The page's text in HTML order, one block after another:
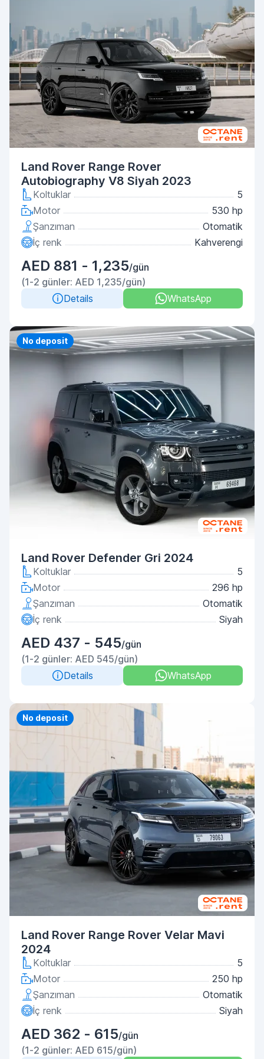
Land Rover Range Rover
Autobiography V8 Siyah 2023
Koltuklar
5
Motor
530 hp
Şanzıman
Otomatik
İç renk
Kahverengi
AED 881 - 1,235/gün
(1-2 günler: AED 1,235/gün)
Details
WhatsApp
Priority
No deposit
Land Rover Defender Gri 2024
Koltuklar
5
Motor
296 hp
Şanzıman
Otomatik
İç renk
Siyah
AED 437 - 545/gün
(1-2 günler: AED 545/gün)
Details
WhatsApp
Priority
No deposit
Land Rover Range Rover Velar Mavi
2024
Koltuklar
5
Motor
250 hp
Şanzıman
Otomatik
İç renk
Siyah
AED 362 - 615/gün
(1-2 günler: AED 615/gün)